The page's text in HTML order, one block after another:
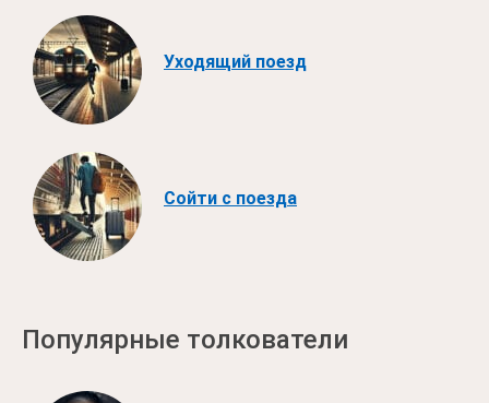
Уходящий поезд
Сойти с поезда
Популярные толкователи